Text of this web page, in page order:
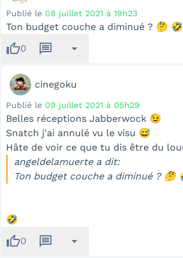
Publié le 08 juillet 2021 à 19h23
Ton budget couche a diminué ? 🤔 🤣
thumb_up0 message arrow_drop_down
cinegoku
Publié le 09 juillet 2021 à 05h29
Belles réceptions Jabberwock 😉
Snatch j'ai annulé vu le visu 😅
Hâte de voir ce que tu dis être du
angeldelamuerte a dit:
Ton budget couche a diminué ? 🤔
🤣
thumb_up0 message arrow_drop_down